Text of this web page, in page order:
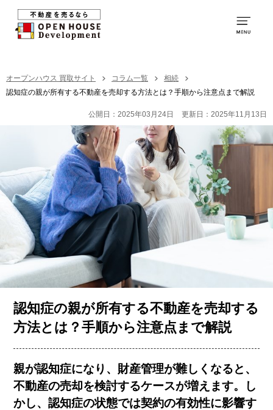
0120-231-053
営業時間：9:00～20:00
買取の特徴
お取引の流れ
社員紹介
買取の事例
お客様の声
コラム一覧
会社概要
オープンハウス 買取サイト コラム一覧
相続
認知症の親が所有する不動産を売却する方法とは？手順から注意点まで解説
公開日：2025年03月24日 更新日：2025年11月13日
認知症の親が所有する不動産を売却する
方法とは？手順から注意点まで解説
親が認知症になり、財産管理が難しくなると、
不動産の売却を検討するケースが増えます。し
かし、認知症の状態では契約の有効性に影響す